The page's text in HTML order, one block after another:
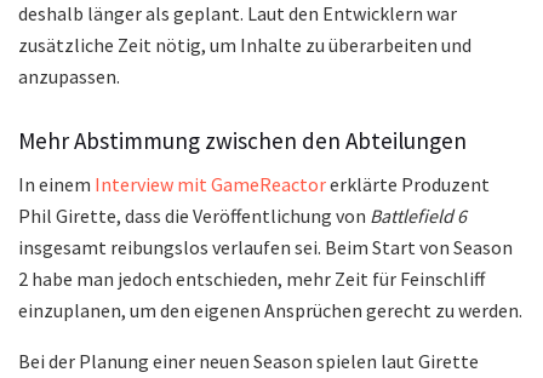
deshalb länger als geplant. Laut den Entwicklern war
zusätzliche Zeit nötig, um Inhalte zu überarbeiten und
anzupassen.
Mehr Abstimmung zwischen den Abteilungen
In einem Interview mit GameReactorerklärte Produzent
Phil Girette, dass die Veröffentlichung von Battlefield 6
insgesamt reibungslos verlaufen sei. Beim Start von Season
2 habe man jedoch entschieden, mehr Zeit für Feinschliff
einzuplanen, um den eigenen Ansprüchen gerecht zu werden.
Bei der Planung einer neuen Season spielen laut Girette